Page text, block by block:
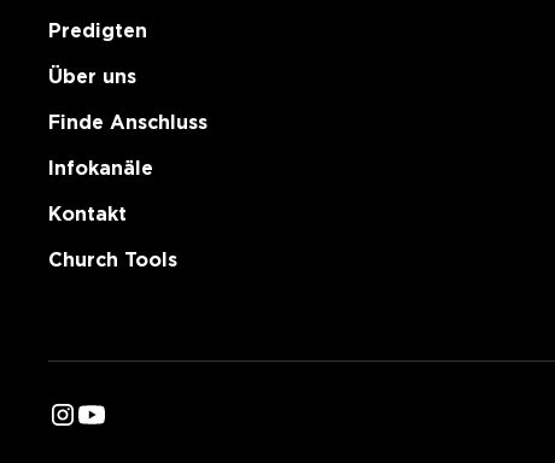
Predigten
Über uns
Finde Anschluss
Infokanäle
Kontakt
Church Tools